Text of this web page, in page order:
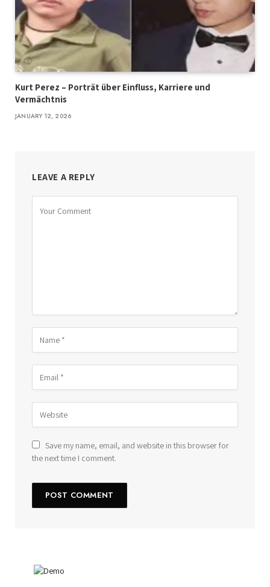
Kurt Perez – Porträt über Einfluss, Karriere und
Vermächtnis
JANUARY 12, 2026
LEAVE A REPLY
Save my name, email, and website in this browser for
the next time I comment.